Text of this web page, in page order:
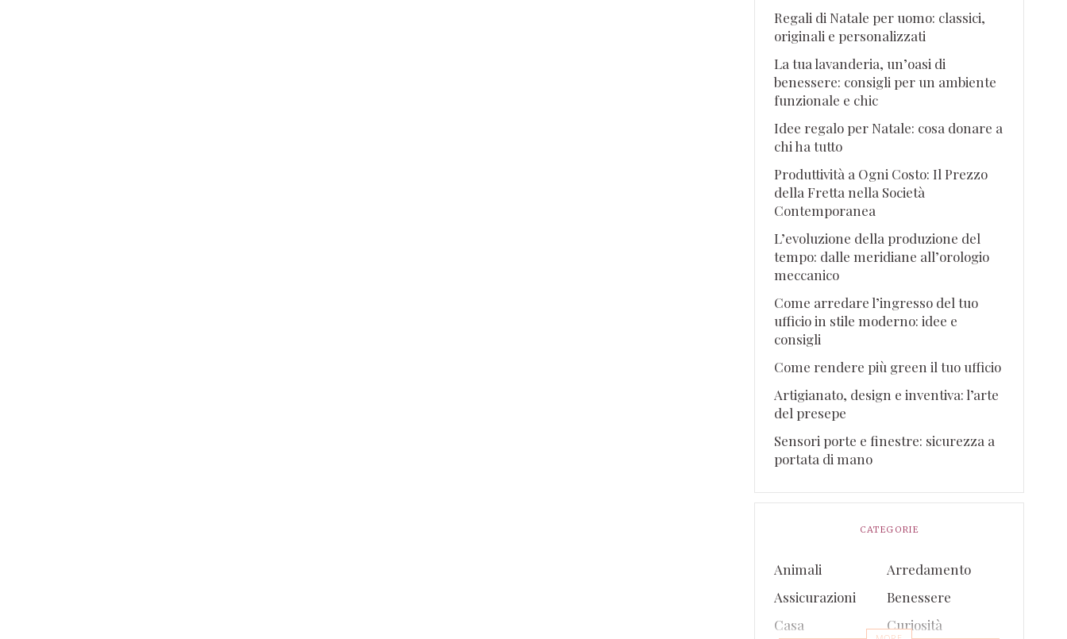
Regali di Natale per uomo: classici,
originali e personalizzati
La tua lavanderia, un’oasi di
benessere: consigli per un ambiente
funzionale e chic
Idee regalo per Natale: cosa donare a
chi ha tutto
Produttività a Ogni Costo: Il Prezzo
della Fretta nella Società
Contemporanea
L’evoluzione della produzione del
tempo: dalle meridiane all’orologio
meccanico
Come arredare l’ingresso del tuo
ufficio in stile moderno: idee e
consigli
Come rendere più green il tuo ufficio
Artigianato, design e inventiva: l’arte
del presepe
Sensori porte e finestre: sicurezza a
portata di mano
CATEGORIE
Animali
Arredamento
Assicurazioni
Benessere
Casa
Curiosità